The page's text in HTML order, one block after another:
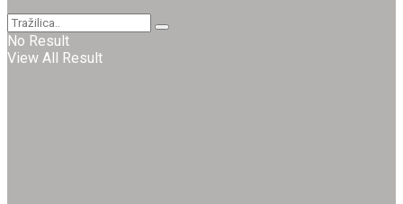
No Result
View All Result